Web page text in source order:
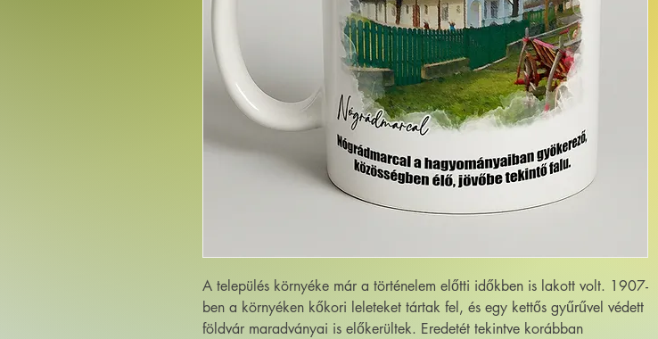
A település környéke már a történelem előtti időkben is lakott volt. 1907-
ben a környéken kőkori leleteket tártak fel, és egy kettős gyűrűvel védett
földvár maradványai is előkerültek. Eredetét tekintve korábban